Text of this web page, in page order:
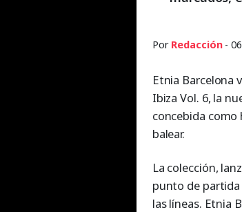
Por Redacción-
Etnia Barcelona
Ibiza Vol. 6, la
concebida como
balear.
La colección,
punto de partida
las líneas. Etnia